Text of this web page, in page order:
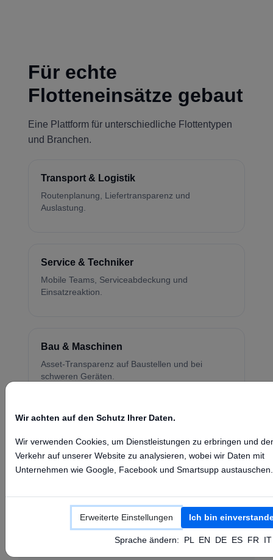
Für echte
Flotteneinsätze gebaut
Eine Plattform für unterschiedliche Flottentypen
und Branchen.
Transport & Logistik
Routenplanung, Liefertransparenz und
Auslastung.
Service & Techniker
Mobile Teams, Serviceabdeckung und
Einsatzreaktion.
Bau & Maschinen
Asset-Transparenz auf Baustellen und bei
schweren Geräten.
Frachtbedingungen und Temperaturkonformität.
Wir achten auf den Schutz Ihrer Daten.
Wir verwenden Cookies, um Dienstleistungen zu erbringen und
Verkehr auf unserer Website zu analysieren, wobei wir Daten mit
Unternehmen wie Google, Facebook und Smartsupp austauschen.
Erweiterte Einstellungen Ich bin
Sprache ändern: PL EN DE ES FR IT